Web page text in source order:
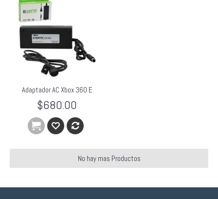
Adaptador AC Xbox 360 E
$680.00
No hay mas Productos